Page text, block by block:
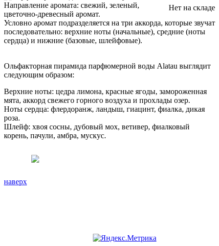
Нет на складе
Направление аромата: свежий, зеленый,
цветочно-древесный аромат.
Условно аромат подразделяется на три аккорда, которые звучат
последовательно: верхние ноты (начальные), средние (ноты
сердца) и нижние (базовые, шлейфовые).
Ольфакторная пирамида парфюмерной воды Alatau выглядит
следующим образом:
Верхние ноты: цедра лимона, красные ягоды, замороженная
мята, аккорд свежего горного воздуха и прохлады озер.
Ноты сердца: флердоранж, ландыш, гиацинт, фиалка, дикая
роза.
Шлейф: хвоя сосны, дубовый мох, ветивер, фиалковый
корень, пачули, амбра, мускус.
наверх